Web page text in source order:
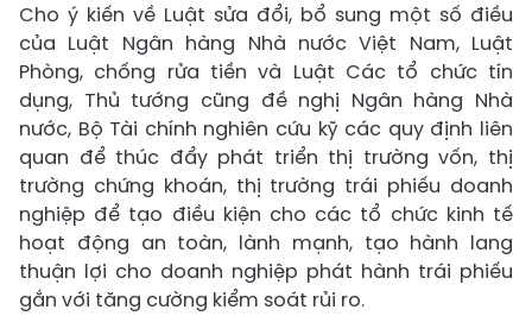
Cho ý kiến về Luật sửa đổi, bổ sung một số điều
của Luật Ngân hàng Nhà nước Việt Nam, Luật
Phòng, chống rửa tiền và Luật Các tổ chức tín
dụng, Thủ tướng cũng đề nghị Ngân hàng Nhà
nước, Bộ Tài chính nghiên cứu kỹ các quy định liên
quan để thúc đẩy phát triển thị trường vốn, thị
trường chứng khoán, thị trường trái phiếu doanh
nghiệp để tạo điều kiện cho các tổ chức kinh tế
hoạt động an toàn, lành mạnh, tạo hành lang
thuận lợi cho doanh nghiệp phát hành trái phiếu
gắn với tăng cường kiểm soát rủi ro.